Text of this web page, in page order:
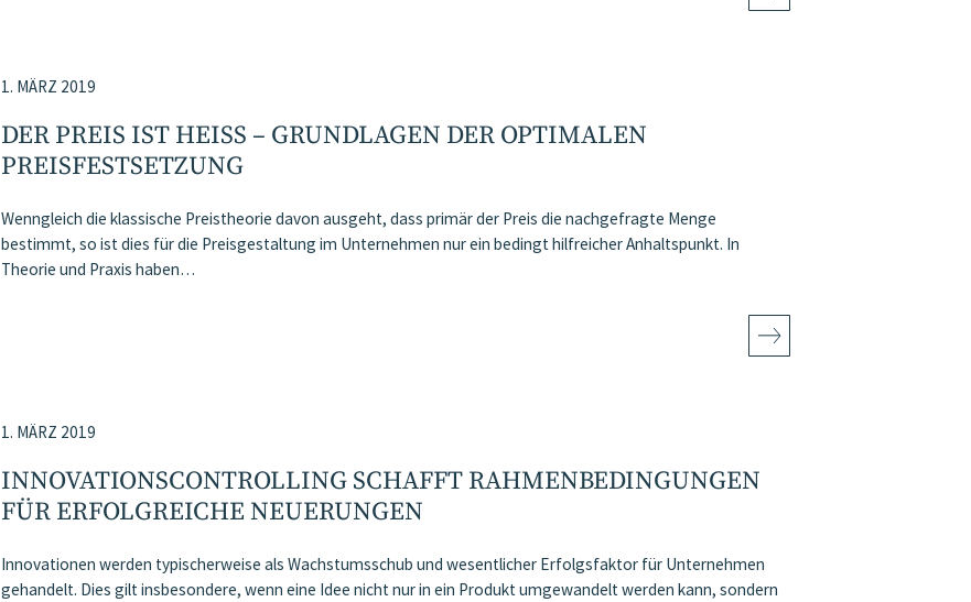
1. MÄRZ 2019
DER PREIS IST HEISS – GRUNDLAGEN DER OPTIMALEN P
REISFESTSETZUNG
Wenngleich die klassische Preistheorie davon ausgeht, dass primär der Preis die nachgefragte Menge
bestimmt, so ist dies für die Preisgestaltung im Unternehmen nur ein bedingt hilfreicher Anhaltspunkt. In
Theorie und Praxis haben…
1. MÄRZ 2019
INNOVATIONSCONTROLLING SCHAFFT RAHMENBEDINGUNGEN
FÜR ERFOLGREICHE NEUERUNGEN
Innovationen werden typischerweise als Wachstumsschub und wesentlicher Erfolgsfaktor für Unternehmen
gehandelt. Dies gilt insbesondere, wenn eine Idee nicht nur in ein Produkt umgewandelt werden kann, sondern